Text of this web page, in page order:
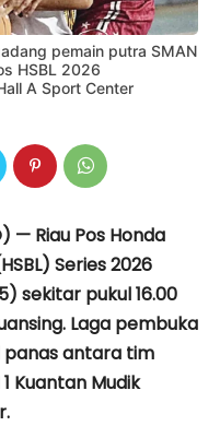
pemain putra SMAN
HSBL 2026
A Sport Center
— Riau Pos Honda
Series 2026
sekitar pukul 16.00
Laga pembuka
panas antara tim
Kuantan Mudik